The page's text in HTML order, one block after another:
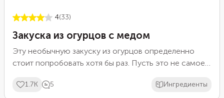
4(33)
Закуска из огурцов с медом
Эту необычную закуску из огурцов определенно
стоит попробовать хотя бы раз. Пусть это не самое
точно заслуживает внимания. Свежий хрустящий
1.7K 5 Ингредиенты